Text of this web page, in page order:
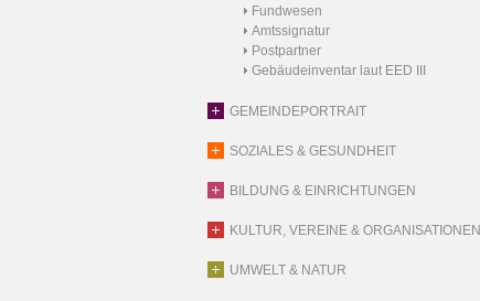
Fundwesen
Amtssignatur
Postpartner
Gebäudeinventar laut EED III
GEMEINDEPORTRAIT
SOZIALES & GESUNDHEIT
BILDUNG & EINRICHTUNGEN
KULTUR, VEREINE & ORGANISATIONEN
UMWELT & NATUR